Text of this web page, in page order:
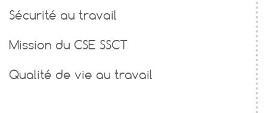
Sécurité au travail
Mission du CSE SSCT
Qualité de vie au travail